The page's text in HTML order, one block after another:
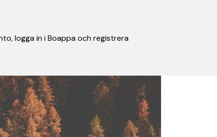
logga in i Boappa och registrera